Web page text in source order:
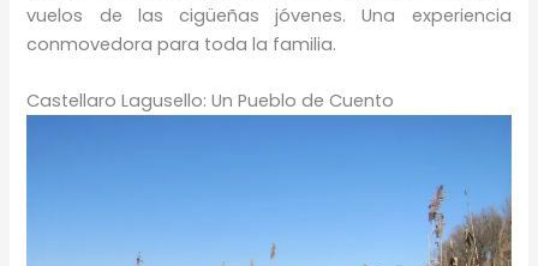
vuelos de las cigüeñas jóvenes. Una experiencia
conmovedora para toda la familia.
Castellaro Lagusello: Un Pueblo de Cuento